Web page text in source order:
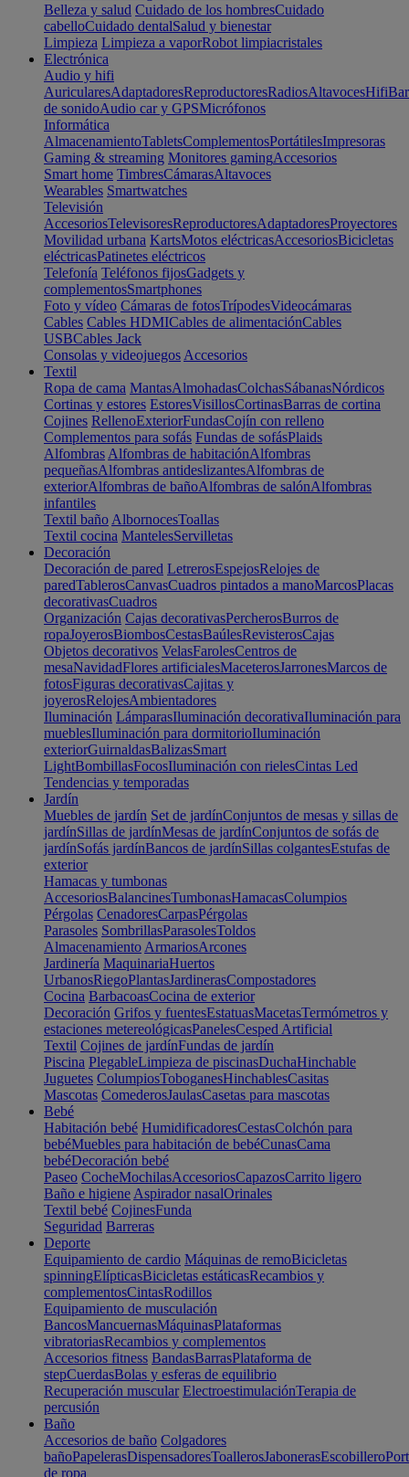
Belleza y salud Cuidado de los hombresCuidado
cabelloCuidado dentalSalud y bienestar
Limpieza Limpieza a vaporRobot limpiacristales
Electrónica
Audio y hifi
AuricularesAdaptadoresReproductoresRadiosAltavocesHifi
de sonidoAudio car y GPSMicrófonos
Informática
AlmacenamientoTabletsComplementosPortátilesImpresoras
Gaming & streaming Monitores gamingAccesorios
Smart home TimbresCámarasAltavoces
Wearables Smartwatches
Televisión
AccesoriosTelevisoresReproductoresAdaptadoresProyectores
Movilidad urbana KartsMotos eléctricasAccesoriosBicicletas
eléctricasPatinetes eléctricos
Telefonía Teléfonos fijosGadgets y
complementosSmartphones
Foto y vídeo Cámaras de fotosTrípodesVideocámaras
Cables Cables HDMICables de alimentaciónCables
USBCables Jack
Consolas y videojuegos Accesorios
Textil
Ropa de cama MantasAlmohadasColchasSábanasNórdicos
Cortinas y estores EstoresVisillosCortinasBarras de cortina
Cojines RellenoExteriorFundasCojín con relleno
Complementos para sofás Fundas de sofásPlaids
Alfombras Alfombras de habitaciónAlfombras
pequeñasAlfombras antideslizantesAlfombras de
exteriorAlfombras de bañoAlfombras de salónAlfombras
infantiles
Textil baño AlbornocesToallas
Textil cocina MantelesServilletas
Decoración
Decoración de pared LetrerosEspejosRelojes de
paredTablerosCanvasCuadros pintados a manoMarcosPlacas
decorativasCuadros
Organización Cajas decorativasPercherosBurros de
ropaJoyerosBiombosCestasBaúlesRevisterosCajas
Objetos decorativos VelasFarolesCentros de
mesaNavidadFlores artificialesMaceterosJarronesMarcos de
fotosFiguras decorativasCajitas y
joyerosRelojesAmbientadores
Iluminación LámparasIluminación decorativaIluminación para
mueblesIluminación para dormitorioIluminación
exteriorGuirnaldasBalizasSmart
LightBombillasFocosIluminación con rielesCintas Led
Tendencias y temporadas
Jardín
Muebles de jardín Set de jardínConjuntos de mesas y sillas de
jardínSillas de jardínMesas de jardínConjuntos de sofás de
jardínSofás jardínBancos de jardínSillas colgantesEstufas de
exterior
Hamacas y tumbonas
AccesoriosBalancinesTumbonasHamacasColumpios
Pérgolas CenadoresCarpasPérgolas
Parasoles SombrillasParasolesToldos
Almacenamiento ArmariosArcones
Jardinería MaquinariaHuertos
UrbanosRiegoPlantasJardinerasCompostadores
Cocina BarbacoasCocina de exterior
Decoración Grifos y fuentesEstatuasMacetasTermómetros y
estaciones metereológicasPanelesCesped Artificial
Textil Cojines de jardínFundas de jardín
Piscina PlegableLimpieza de piscinasDuchaHinchable
Juguetes ColumpiosToboganesHinchablesCasitas
Mascotas ComederosJaulasCasetas para mascotas
Bebé
Habitación bebé HumidificadoresCestasColchón para
bebéMuebles para habitación de bebéCunasCama
bebéDecoración bebé
Paseo CocheMochilasAccesoriosCapazosCarrito ligero
Baño e higiene Aspirador nasalOrinales
Textil bebé CojinesFunda
Seguridad Barreras
Deporte
Equipamiento de cardio Máquinas de remoBicicletas
spinningElípticasBicicletas estáticasRecambios y
complementosCintasRodillos
Equipamiento de musculación
BancosMancuernasMáquinasPlataformas
vibratoriasRecambios y complementos
Accesorios fitness BandasBarrasPlataforma de
stepCuerdasBolas y esferas de equilibrio
Recuperación muscular ElectroestimulaciónTerapia de
percusión
Baño
Accesorios de baño Colgadores
bañoPapelerasDispensadoresToallerosJabonerasEscobillero
de ropa